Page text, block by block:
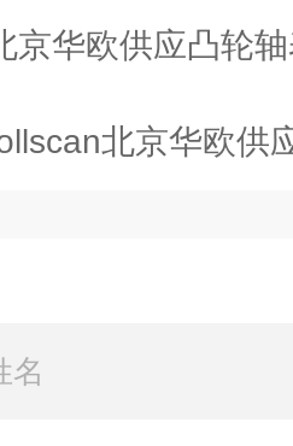
京华欧供应凸轮
北京华欧供应